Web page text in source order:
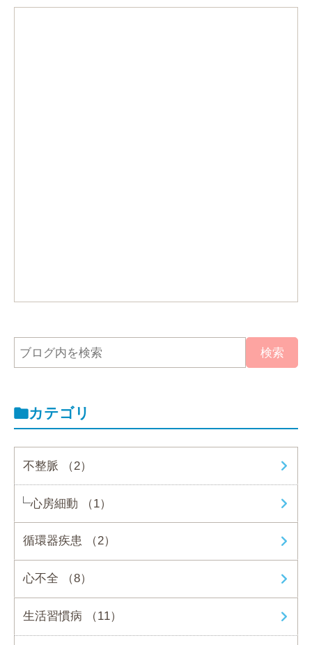
カテゴリ
不整脈 （2）
心房細動 （1）
循環器疾患 （2）
心不全 （8）
生活習慣病 （11）